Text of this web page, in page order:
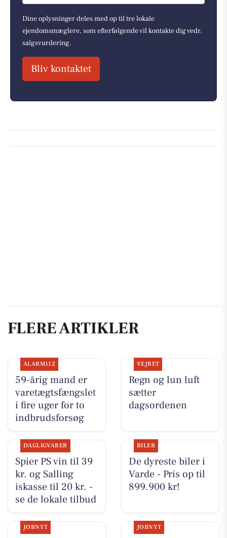
Dine oplysninger deles med op til tre lokale
ejendomsmæglere, som efterfølgende vil kontakte dig vedr.
salgsvurdering.
Bliv kontaktet
FLERE ARTIKLER
ALARM112
59-årig mand er
varetægtsfængslet
i fire uger for to
indbrudsforsøg
VEJRET
Regn og lun luft
sætter
dagsordenen
DAGLIGVARER
Spier PS vin til 39
kr. og Salling
iskasse til 20 kr. -
se de lokale tilbud
BILER
De dyreste biler i
Varde - Pris op til
899.900 kr!
JOBNYT JOBNYT